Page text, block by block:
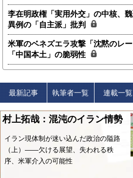
李在明政権「実用外交」の中核、
異例の「自主派」批判
米軍のベネズエラ攻撃「沈黙のレ
「中国本土」の脆弱性
最新記事 執筆者一覧 連載一覧
村上拓哉：混沌のイラン情勢
イラン現体制が迷い込んだ政治の隘路
（上）――欠ける展望、失われる秩
序、米軍介入の可能性